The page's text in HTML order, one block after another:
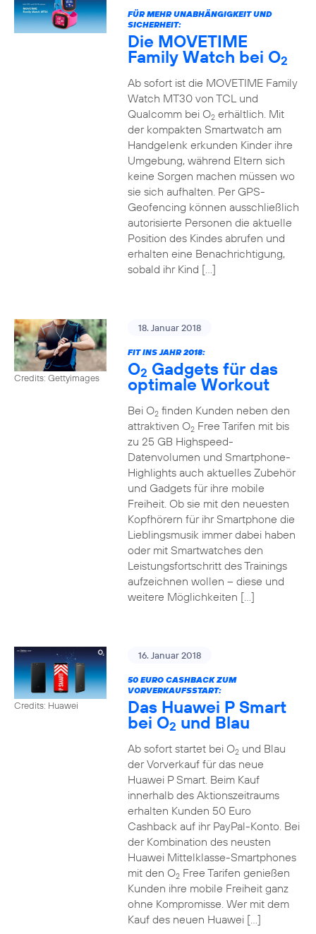
FÜR MEHR UNABHÄNGIGKEIT UND
SICHERHEIT:
Die MOVETIME
Family Watch bei O2
Ab sofort ist die MOVETIME Family
Watch MT30 von TCL und
Qualcomm bei O2erhältlich. Mit
der kompakten Smartwatch am
Handgelenk erkunden Kinder ihre
Umgebung, während Eltern sich
keine Sorgen machen müssen wo
sie sich aufhalten. Per GPS-
Geofencing können ausschließlich
autorisierte Personen die aktuelle
Position des Kindes abrufen und
erhalten eine Benachrichtigung,
sobald ihr Kind […]
Credits: Gettyimages
18. Januar 2018
FIT INS JAHR 2018:
O2 Gadgets für das
optimale Workout
Bei O2finden Kunden neben den
attraktiven O2Free Tarifen mit bis
zu 25 GB Highspeed-
Datenvolumen und Smartphone-
Highlights auch aktuelles Zubehör
und Gadgets für ihre mobile
Freiheit. Ob sie mit den neuesten
Kopfhörern für ihr Smartphone die
Lieblingsmusik immer dabei haben
oder mit Smartwatches den
Leistungsfortschritt des Trainings
aufzeichnen wollen – diese und
weitere Möglichkeiten […]
Credits: Huawei
16. Januar 2018
50 EURO CASHBACK ZUM
VORVERKAUFSSTART:
Das Huawei P Smart
bei O2 und Blau
Ab sofort startet bei O2und Blau
der Vorverkauf für das neue
Huawei P Smart. Beim Kauf
innerhalb des Aktionszeitraums
erhalten Kunden 50 Euro
Cashback auf ihr PayPal-Konto. Bei
der Kombination des neusten
Huawei Mittelklasse-Smartphones
mit den O2Free Tarifen genießen
Kunden ihre mobile Freiheit ganz
ohne Kompromisse. Wer mit dem
Kauf des neuen Huawei […]